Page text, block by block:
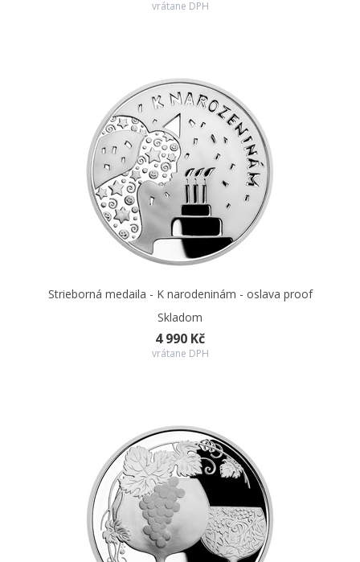
vrátane DPH
Strieborná medaila - K narodeninám - oslava proof
Skladom
4 990 Kč
vrátane DPH